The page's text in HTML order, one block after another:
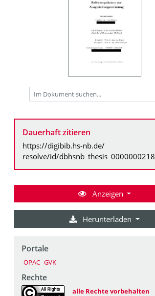
Dauerhaft zitieren
https://digibib.hs-nb.de/
resolve/id/dbhsnb_thesis_0000000218
Anzeigen
Herunterladen
Portale
OPAC GVK
Rechte
alle Rechte vorbehalten